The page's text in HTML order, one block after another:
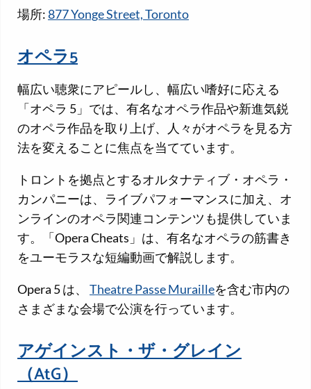
場所:877 Yonge Street, Toronto
オペラ5
幅広い聴衆にアピールし、幅広い嗜好に応える
「オペラ 5」では、有名なオペラ作品や新進気鋭
のオペラ作品を取り上げ、人々がオペラを見る方
法を変えることに焦点を当てています。
トロントを拠点とするオルタナティブ・オペラ・
カンパニーは、ライブパフォーマンスに加え、オ
ンラインのオペラ関連コンテンツも提供していま
す。「Opera Cheats」は、有名なオペラの筋書き
をユーモラスな短編動画で解説します。
Opera 5 は、 Theatre Passe Murailleを含む市内の
さまざまな会場で公演を行っています。
アゲインスト・ザ・グレイン
（AtG）